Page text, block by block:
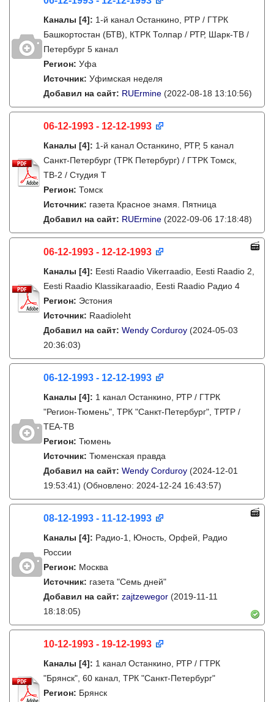
Каналы [4]: 1-й канал Останкино, РТР / ГТРК
Башкортостан (БТВ), КТРК Толпар / РТР, Шарк-ТВ /
Петербург 5 канал
Регион: Уфа
Источник: Уфимская неделя
Добавил на сайт: RUErmine (2022-08-18 13:10:56)
06-12-1993 - 12-12-1993
Каналы [4]: 1-й канал Останкино, РТР, 5 канал
Санкт-Петербург (ТРК Петербург) / ГТРК Томск,
ТВ-2 / Студия Т
Регион: Томск
Источник: газета Красное знамя. Пятница
Добавил на сайт: RUErmine (2022-09-06 17:18:48)
06-12-1993 - 12-12-1993
Каналы [4]: Eesti Raadio Vikerraadio, Eesti Raadio 2,
Eesti Raadio Klassikaraadio, Eesti Raadio Радио 4
Регион: Эстония
Источник: Raadioleht
Добавил на сайт: Wendy Corduroy (2024-05-03
20:36:03)
06-12-1993 - 12-12-1993
Каналы [4]: 1 канал Останкино, РТР / ГТРК
"Регион-Тюмень", ТРК "Санкт-Петербург", ТРТР /
ТЕА-ТВ
Регион: Тюмень
Источник: Тюменская правда
Добавил на сайт: Wendy Corduroy (2024-12-01
19:53:41) (Обновлено: 2024-12-24 16:43:57)
08-12-1993 - 11-12-1993
Каналы [4]: Радио-1, Юность, Орфей, Радио
России
Регион: Москва
Источник: газета "Семь дней"
Добавил на сайт: zajtzewegor (2019-11-11
18:18:05)
10-12-1993 - 19-12-1993
Каналы [4]: 1 канал Останкино, РТР / ГТРК
"Брянск", 60 канал, ТРК "Санкт-Петербург"
Регион: Брянск